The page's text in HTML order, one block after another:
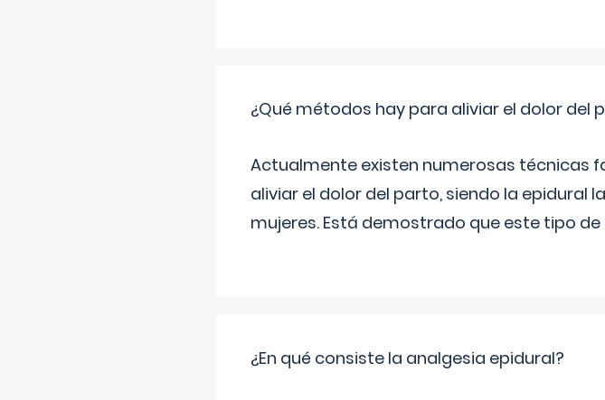
¿Qué métodos hay para aliviar el dolor del
Actualmente existen numerosas técnicas
aliviar el dolor del parto, siendo la epidural
mujeres. Está demostrado que este tipo
¿En qué consiste la analgesia epidural?